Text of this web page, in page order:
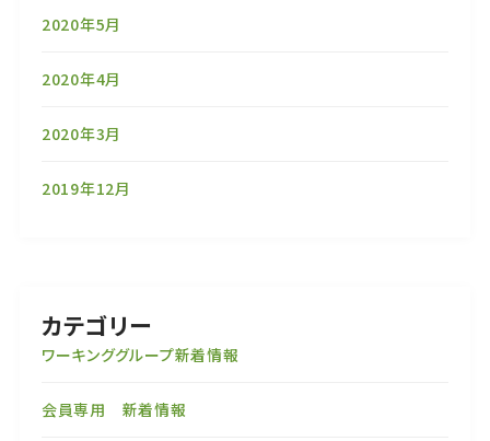
2020年5月
2020年4月
2020年3月
2019年12月
カテゴリー
ワーキンググループ新着情報
会員専用 新着情報